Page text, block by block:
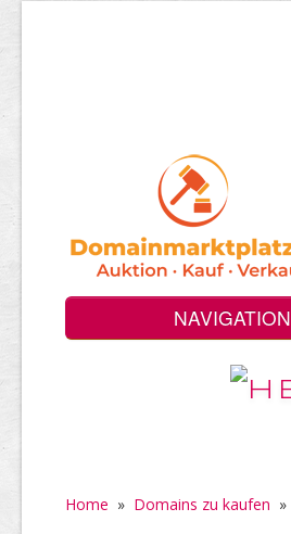
NAVIGATION
Home » Domains zu kaufen »